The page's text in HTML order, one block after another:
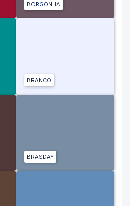
BORGONHA
BRANCO
BRASDAY